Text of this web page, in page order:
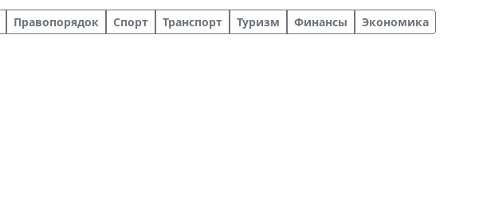
Правопорядок Спорт Транспорт Туризм Финансы
Экономика